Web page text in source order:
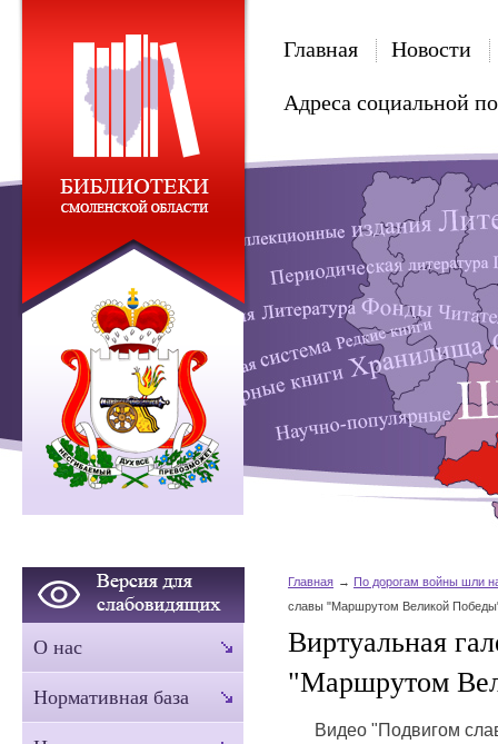
Главная Новости
Адреса социальной
Главная
По дорогам войны шли
славы "Маршрутом Великой
Виртуальная
"Маршрутом
Видео "Подвигом
О нас
Нормативная база